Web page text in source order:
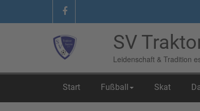
SV
Leidenschaft & Tradition
Start Fußball Skat
Home/ Allgemein/ Remis war drin